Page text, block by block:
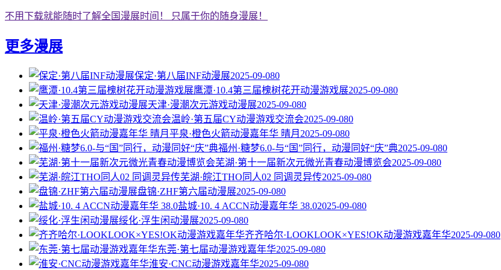
不用下载就能随时了解全国漫展时间！ 只属于你的随身漫展！
更多漫展
保定·第八届INF动漫展2025-09-080
鹰潭·10.4第三届槐树花开动漫游戏展2025-09-080
天津·漫潮次元游戏动漫展2025-09-080
温岭·第五届CY动漫游戏交流会2025-09-080
平泉·橙色火箭动漫嘉年华 晴月 2025-09-080
福州·糖梦6.0-与“国”同行，动漫同好“庆”典2025-09-080
芜湖·第十一届新次元微光青春动漫博览会2025-09-080
芜湖·皖江THO同人02 同调灵异传2025-09-080
盘锦·ZHF第六届动漫展2025-09-080
盐城·10. 4 ACCN动漫嘉年华 38.02025-09-080
绥化·浮生闲动漫展2025-09-080
齐齐哈尔·LOOKLOOK×YES!OK动漫游戏嘉年华2025-09-080
东莞·第七届动漫游戏嘉年华2025-09-080
淮安·CNC动漫游戏嘉年华2025-09-080